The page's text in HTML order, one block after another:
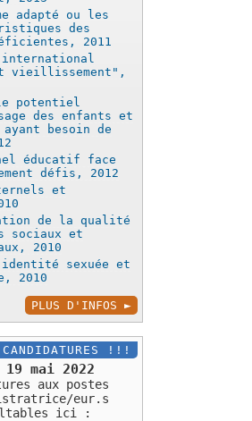
adapté ou les
des
2011
international
vieillissement",
potentiel
des enfants et
ayant besoin de
éducatif face
défis, 2012
et
de la qualité
sociaux et
2010
identité sexuée et
2010
PLUS D'INFOS
CANDIDATURES !!!
19 mai 2022
aux postes
eur.s
ici :